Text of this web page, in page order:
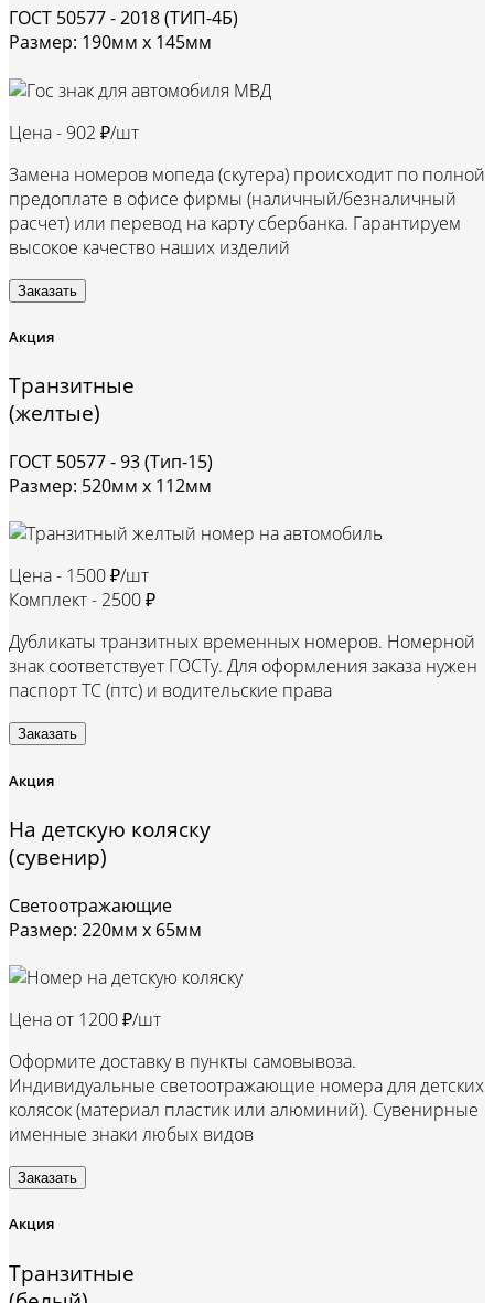
ГОСТ 50577 - 2018 (ТИП-4Б)
Размер: 190мм х 145мм
Цена - 902 ₽/шт
Замена номеров мопеда (скутера) происходит по полной
предоплате в офисе фирмы (наличный/безналичный
расчет) или перевод на карту сбербанка. Гарантируем
высокое качество наших изделий
Заказать
Акция
Транзитные
(желтые)
ГОСТ 50577 - 93 (Тип-15)
Размер: 520мм х 112мм
Цена - 1500 ₽/шт
Комплект - 2500 ₽
Дубликаты транзитных временных номеров. Номерной
знак соответствует ГОСТу. Для оформления заказа нужен
паспорт ТС (птс) и водительские права
Заказать
Акция
На детскую коляску
(сувенир)
Светоотражающие
Размер: 220мм х 65мм
Цена от 1200 ₽/шт
Оформите доставку в пункты самовывоза.
Индивидуальные светоотражающие номера для детских
колясок (материал пластик или алюминий). Сувенирные
именные знаки любых видов
Заказать
Акция
Транзитные